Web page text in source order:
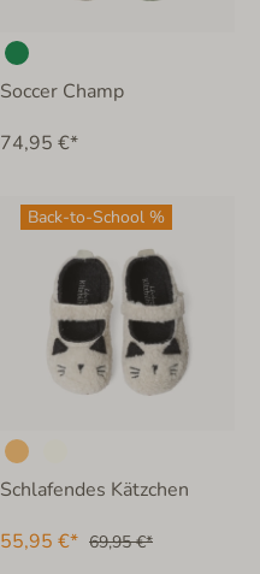
Soccer Champ
74,95 €*
Back-to-School %
Schlafendes Kätzchen
55,95 €* 69,95 €*